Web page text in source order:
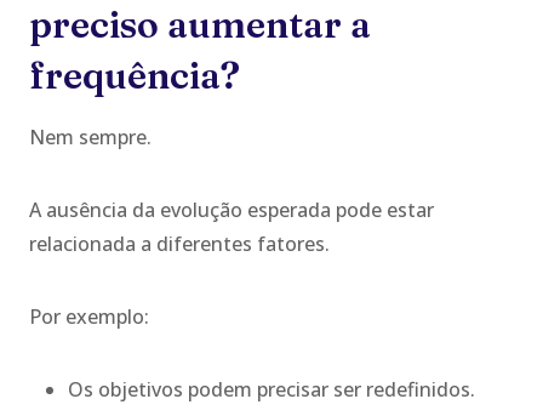
preciso aumentar a
frequência?
Nem sempre.
A ausência da evolução esperada pode estar
relacionada a diferentes fatores.
Por exemplo:
Os objetivos podem precisar ser redefinidos.